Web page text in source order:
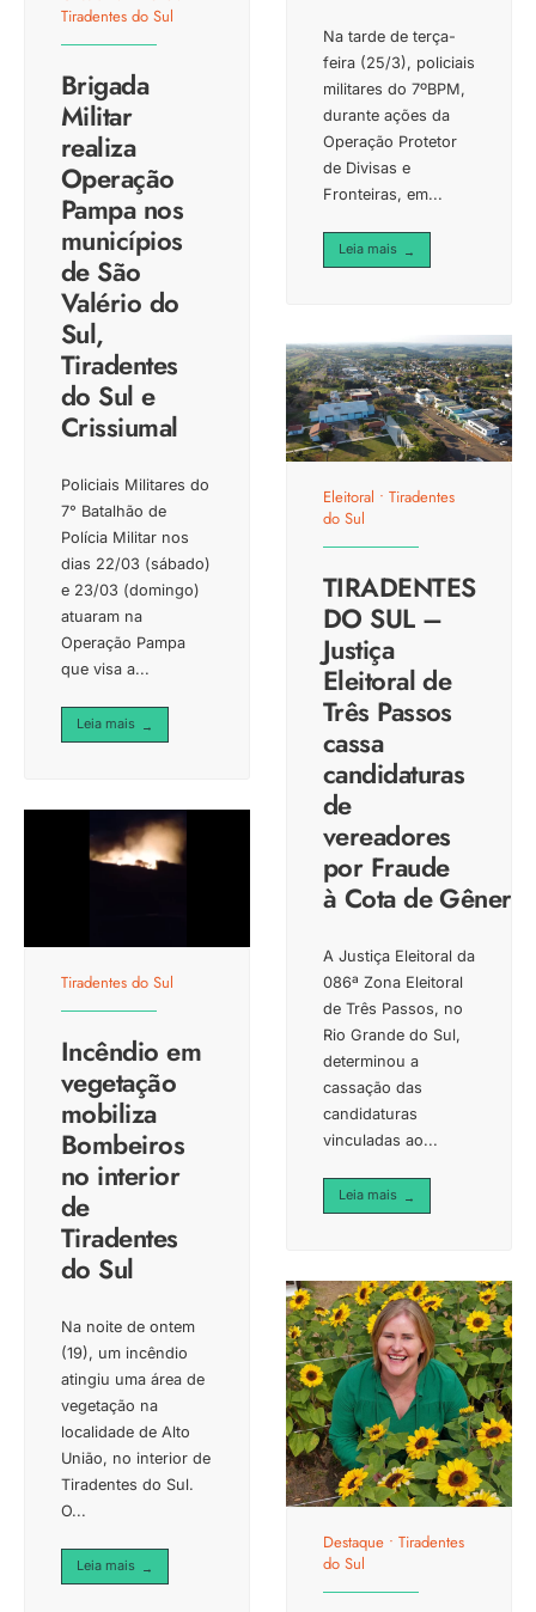
Na tarde de terça-
feira (25/3), policiais
militares do 7ºBPM,
durante ações da
Operação Protetor
de Divisas e
Fronteiras, em...
Leia mais →
Tiradentes do Sul
Brigada
Militar
realiza
Operação
Pampa nos
municípios
de São
Valério do
Sul,
Tiradentes
do Sul e
Crissiumal
Policiais Militares do
7° Batalhão de
Polícia Militar nos
dias 22/03 (sábado)
e 23/03 (domingo)
atuaram na
Operação Pampa
que visa a...
Leia mais →
Eleitoral • Tiradentes
do Sul
TIRADENTES
DO SUL –
Justiça
Eleitoral de
Três Passos
cassa
candidaturas
de
vereadores
por Fraude
à Cota de Gênero
A Justiça Eleitoral da
086ª Zona Eleitoral
de Três Passos, no
Rio Grande do Sul,
determinou a
cassação das
candidaturas
vinculadas ao...
Leia mais →
Tiradentes do Sul
Incêndio em
vegetação
mobiliza
Bombeiros
no interior
de
Tiradentes
do Sul
Na noite de ontem
(19), um incêndio
atingiu uma área de
vegetação na
localidade de Alto
União, no interior de
Tiradentes do Sul.
O...
Leia mais →
Destaque • Tiradentes
do Sul